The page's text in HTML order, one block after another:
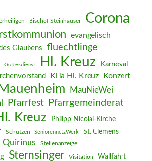
Bischof Steinhäuser Corona
evangelisch
Glaubens fluechtlinge
Gottesdienst Hl. Kreuz Karneval
KiTa Hl. Kreuz Konzert
Mauenheim MauNieWei
Pfarrfest Pfarrgemeinderat
Kreuz Philipp Nicolai-Kirche
Schützen SeniorennetzWerk St. Clemens
Quirinus Stellenanzeige
Sternsinger Visitation Wallfahrt